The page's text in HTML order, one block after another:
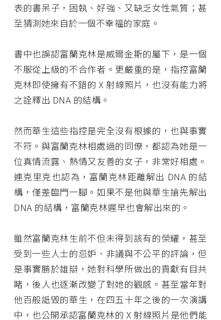
表的書呆子，固執、好強、又缺乏女性氣質；甚
至猜測她來自於一個不幸福的家庭。
書中也誤認富蘭克林是威爾金斯的屬下，是一個
不服從上級的不合作者。更嚴重的是，指控富蘭
克林即使擁有不錯的 X 射線照片，也沒有能力將
之詮釋出 DNA 的結構。
然而華生這些指控是完全沒有根據的，也與事實
不符。與富蘭克林相處過的同僚，都認為她是一
位真情流露、熱情又友善的女子，非常好相處。
連克里克也認為，富蘭克林距離解出 DNA 的結
構，僅差臨門一腳。如果不是他與華生搶先解出
DNA 的結構，富蘭克林遲早也會解出來的。
雖然富蘭克林生前不但未得到該有的榮耀，甚至
受到一些人士的忌妒、非議與不公平的評論，但
是事實勝於雄辯，她對科學所做出的貢獻有目共
睹，後人也逐漸改變了對她的觀感。甚至當年對
他百般詆毀的華生，在四五十年之後的一次演講
中，也公開承認富蘭克林的 X 射線照片是他們能